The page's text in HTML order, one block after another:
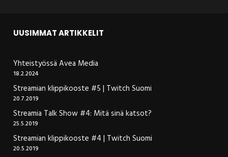
UUSIMMAT ARTIKKELIT
Yhteistyössä Avea Media
18.2.2024
Streamian klippikooste #5 | Twitch Suomi
20.7.2019
Streamia Talk Show #4: Mitä sinä katsot?
25.5.2019
Streamian klippikooste #4 | Twitch Suomi
20.5.2019